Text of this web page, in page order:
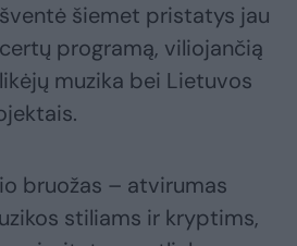
šiemet pristatys jau
programą, viliojančią
muzika bei Lietuvos
bruožas – atvirumas
stiliams ir kryptims,